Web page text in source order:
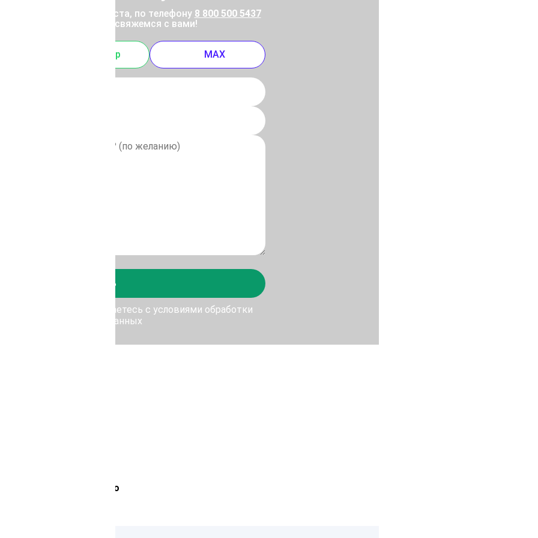
позвоните, пожалуйста, по телефону 8 800 500 5437
отправьте заявку, и мы свяжемся с вами!
Whatsapp MAX
Отправить
Отправить, Вы соглашаетесь с условиями обработки
персональных данных
Лемана Про